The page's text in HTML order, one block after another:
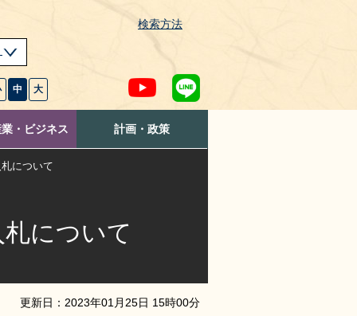
検索方法
中 大
・ビジネス 計画・政策
について
について
更新日： 2023年01 月 25日 15時00分